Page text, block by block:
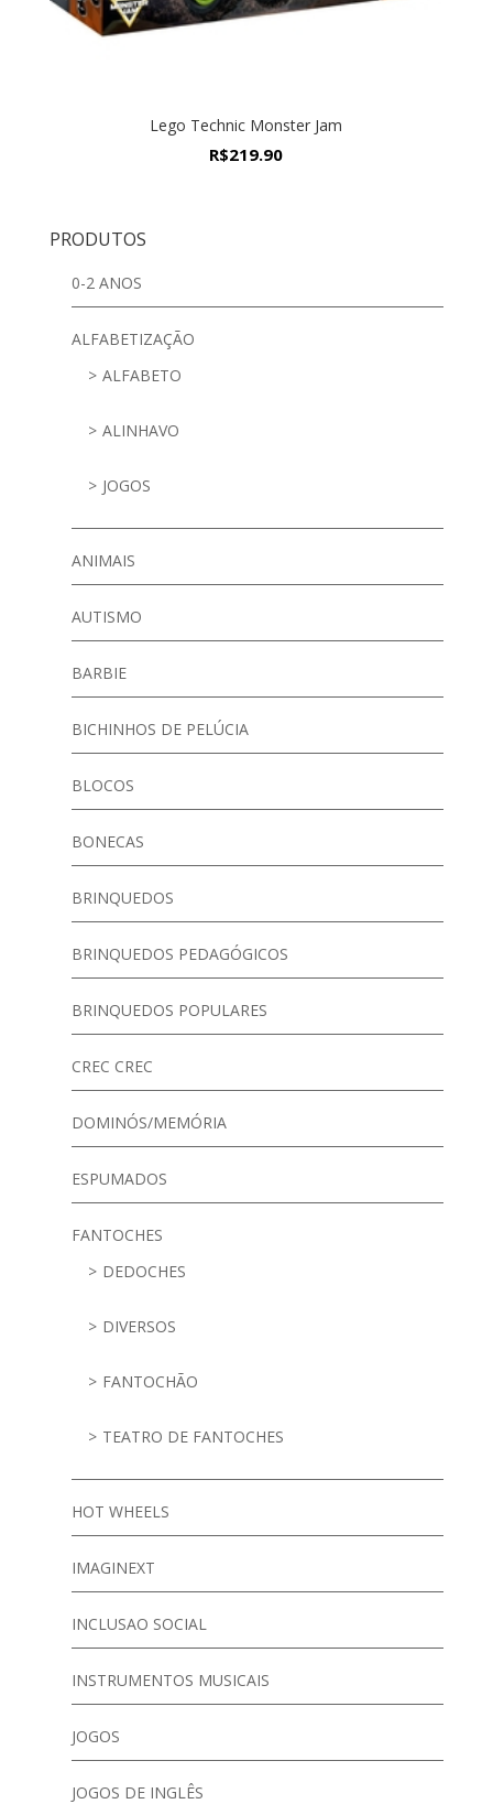
Lego Technic Monster Jam
R$219.90
PRODUTOS
0-2 ANOS
ALFABETIZAÇÃO
ALFABETO
ALINHAVO
JOGOS
ANIMAIS
AUTISMO
BARBIE
BICHINHOS DE PELÚCIA
BLOCOS
BONECAS
BRINQUEDOS
BRINQUEDOS PEDAGÓGICOS
BRINQUEDOS POPULARES
CREC CREC
DOMINÓS/MEMÓRIA
ESPUMADOS
FANTOCHES
DEDOCHES
DIVERSOS
FANTOCHÃO
TEATRO DE FANTOCHES
HOT WHEELS
IMAGINEXT
INCLUSAO SOCIAL
INSTRUMENTOS MUSICAIS
JOGOS
JOGOS DE INGLÊS